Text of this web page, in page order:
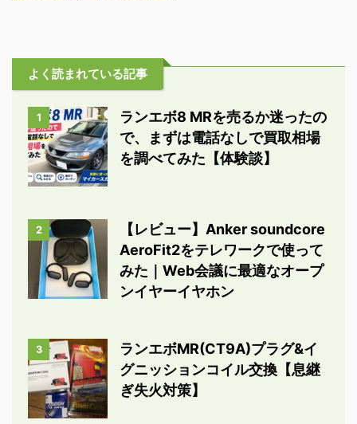
よく読まれている記事
1
ランエボ8 MRを売るか迷ったの
で、まずは電話なしで買取相場
を調べてみた【体験談】
2
【レビュー】Anker soundcore
AeroFit2をテレワークで使って
みた｜Web会議に最適なオープ
ンイヤーイヤホン
3
ランエボMR(CT9A)プラグ&イ
グニッションコイル交換【息継
ぎ失火対策】